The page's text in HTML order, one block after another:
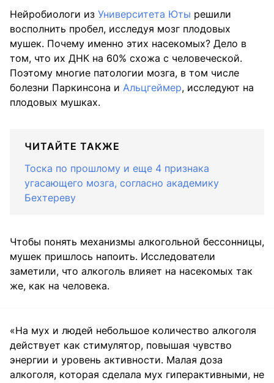
Нейробиологи из Университета Юты решили
восполнить пробел, исследуя мозг плодовых
мушек. Почему именно этих насекомых? Дело в
том, что их ДНК на 60% схожа с человеческой.
Поэтому многие патологии мозга, в том числе
болезни Паркинсона и Альцгеймер, исследуют на
плодовых мушках.
ЧИТАЙТЕ ТАКЖЕ
Тоска по прошлому и еще 4 признака
угасающего мозга, согласно академику
Бехтереву
Чтобы понять механизмы алкогольной бессонницы,
мушек пришлось напоить. Исследователи
заметили, что алкоголь влияет на насекомых так
же, как на человека.
«На мух и людей небольшое количество алкоголя
действует как стимулятор, повышая чувство
энергии и уровень активности. Малая доза
алкоголя, которая сделала мух гиперактивными, не